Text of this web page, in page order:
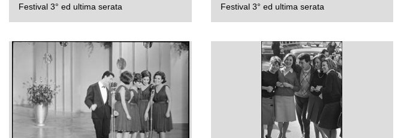
Festival 3° ed ultima serata
Festival 3° ed ultima serata